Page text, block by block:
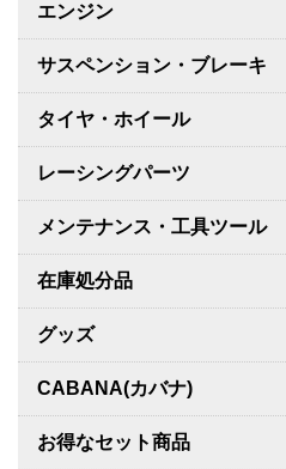
エンジン
サスペンション・ブレーキ
タイヤ・ホイール
レーシングパーツ
メンテナンス・工具ツール
在庫処分品
グッズ
CABANA(カバナ)
お得なセット商品